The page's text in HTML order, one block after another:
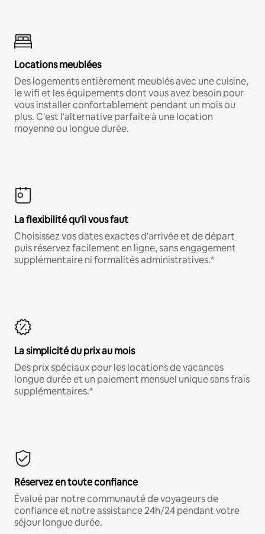
Locations meublées
Des logements entièrement meublés avec une cuisine,
le wifi et les équipements dont vous avez besoin pour
vous installer confortablement pendant un mois ou
plus. C'est l'alternative parfaite à une location
moyenne ou longue durée.
La flexibilité qu'il vous faut
Choisissez vos dates exactes d'arrivée et de départ
puis réservez facilement en ligne, sans engagement
supplémentaire ni formalités administratives.*
La simplicité du prix au mois
Des prix spéciaux pour les locations de vacances
longue durée et un paiement mensuel unique sans frais
supplémentaires.*
Réservez en toute confiance
Évalué par notre communauté de voyageurs de
confiance et notre assistance 24h/24 pendant votre
séjour longue durée.